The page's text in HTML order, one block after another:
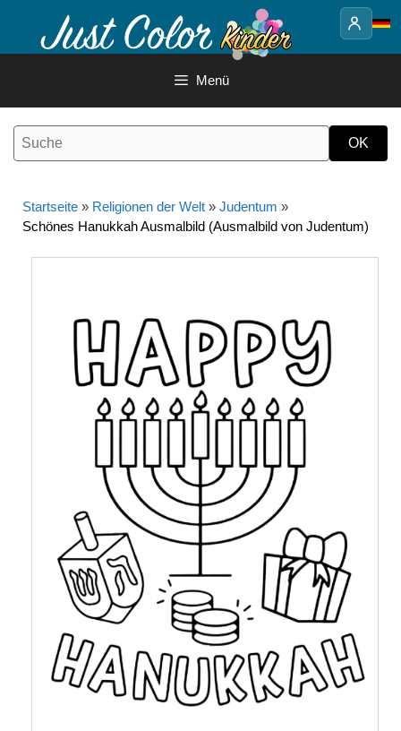
Inhalt
Menü
Startseite » Religionen der Welt » Judentum »
Schönes Hanukkah Ausmalbild (Ausmalbild von Judentum)